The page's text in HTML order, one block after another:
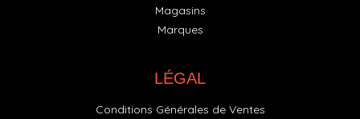
Magasins
Marques
LÉGAL
Conditions Générales de Ventes